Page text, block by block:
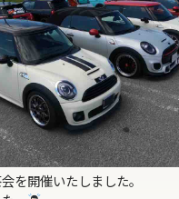
を開催いたしました。